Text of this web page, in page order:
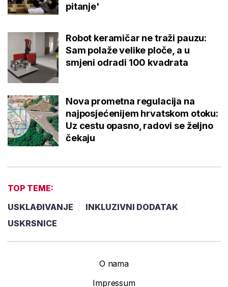
pitanje'
Robot keramičar ne traži pauzu:
Sam polaže velike ploče, a u
smjeni odradi 100 kvadrata
Nova prometna regulacija na
najposjećenijem hrvatskom otoku:
Uz cestu opasno, radovi se željno
čekaju
TOP TEME:
USKLAĐIVANJE
INKLUZIVNI DODATAK
USKRSNICE
O nama
Impressum